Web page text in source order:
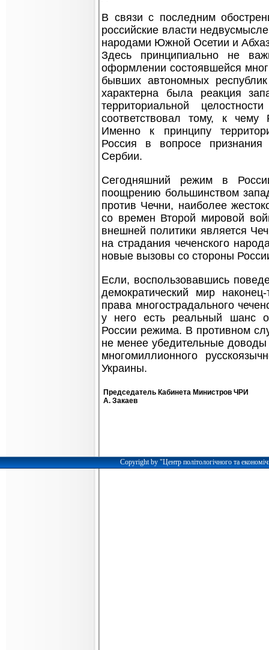
В связи с последним
российские власти
народами Южной Осетии и
Здесь принципиально не
оформлении состоявшейся
бывших автономных
характерна была реакция
территориальной
соответствовал тому, к
Именно к принципу
Россия в вопросе
Сербии.
Сегодняшний режим в
поощрению большинством
против Чечни, наиболее
со времен Второй мировой
внешней политики является
на страдания чеченского
новые вызовы со стороны
Если, воспользовавшись
демократический мир
права многострадального
у него есть реальный шанс
России режима. В противном
не менее убедительные доводы
многомиллионного
Украины.
Председатель Кабинета Министров ЧРИ
А. Закаев
Copyright by "Центр політологічного та